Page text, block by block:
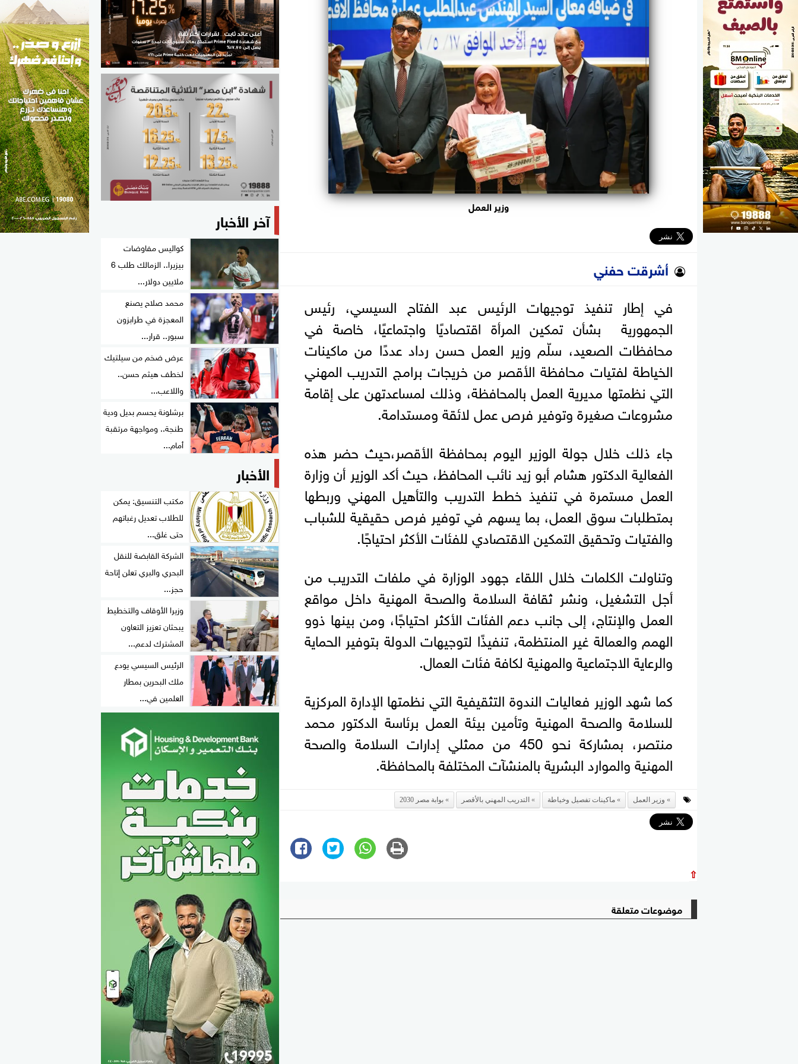
مواهب مصر
وزير العمل
أشرقت حفني
في إطار تنفيذ توجيهات الرئيس عبد الفتاح السيسي، رئيس
الجمهورية بشأن تمكين المرأة اقتصاديًا واجتماعيًا، خاصة في
محافظات الصعيد، سلّم وزير العمل حسن رداد عددًا من ماكينات
الخياطة لفتيات محافظة الأقصر من خريجات برامج التدريب المهني
التي نظمتها مديرية العمل بالمحافظة، وذلك لمساعدتهن على إقامة
مشروعات صغيرة وتوفير فرص عمل لائقة ومستدامة.
جاء ذلك خلال جولة الوزير اليوم بمحافظة الأقصر،حيث حضر هذه
الفعالية الدكتور هشام أبو زيد نائب المحافظ، حيث أكد الوزير أن وزارة
العمل مستمرة في تنفيذ خطط التدريب والتأهيل المهني وربطها
بمتطلبات سوق العمل، بما يسهم في توفير فرص حقيقية للشباب
والفتيات وتحقيق التمكين الاقتصادي للفئات الأكثر احتياجًا.
وتناولت الكلمات خلال اللقاء جهود الوزارة في ملفات التدريب من
أجل التشغيل، ونشر ثقافة السلامة والصحة المهنية داخل مواقع
العمل والإنتاج، إلى جانب دعم الفئات الأكثر احتياجًا، ومن بينها ذوو
الهمم والعمالة غير المنتظمة، تنفيذًا لتوجيهات الدولة بتوفير الحماية
والرعاية الاجتماعية والمهنية لكافة فئات العمال.
كما شهد الوزير فعاليات الندوة التثقيفية التي نظمتها الإدارة المركزية
للسلامة والصحة المهنية وتأمين بيئة العمل برئاسة الدكتور محمد
منتصر، بمشاركة نحو 450 من ممثلي إدارات السلامة والصحة
المهنية والموارد البشرية بالمنشآت المختلفة بالمحافظة.
وزير العمل ماكينات تفصيل وخياطة التدريب المهني بالأقصر بوابة مصر 2030
⇧
موضوعات متعلقة
آخر الأخبار
كواليس مفاوضات
بيزيرا.. الزمالك طلب 6
ملايين دولار...
محمد صلاح يصنع
المعجزة في طرابزون
سبور.. قرار...
عرض ضخم من سيلتيك
لخطف هيثم حسن..
واللاعب...
برشلونة يحسم بديل ودية
طنجة.. ومواجهة مرتقبة
أمام...
الأخبار
مكتب التنسيق: يمكن
للطلاب تعديل رغباتهم
حتى غلق...
الشركة القابضة للنقل
البحري والبري تعلن إتاحة
حجز...
وزيرا الأوقاف والتخطيط
يبحثان تعزيز التعاون
المشترك لدعم...
الرئيس السيسي يودع
ملك البحرين بمطار
العلمين في...